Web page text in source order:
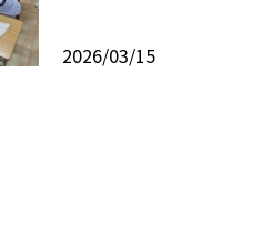
2026/03/15